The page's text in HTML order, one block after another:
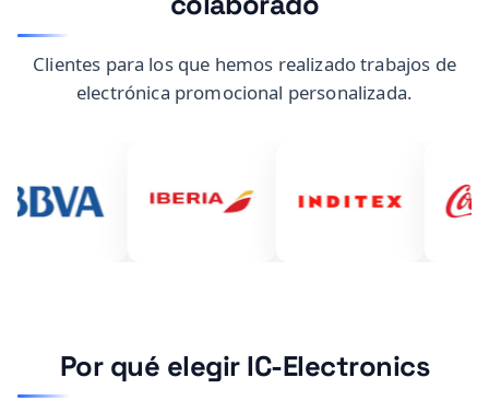
Clientes para los que hemos realizado trabajos de
electrónica promocional personalizada.
Por qué elegir IC-Electronics